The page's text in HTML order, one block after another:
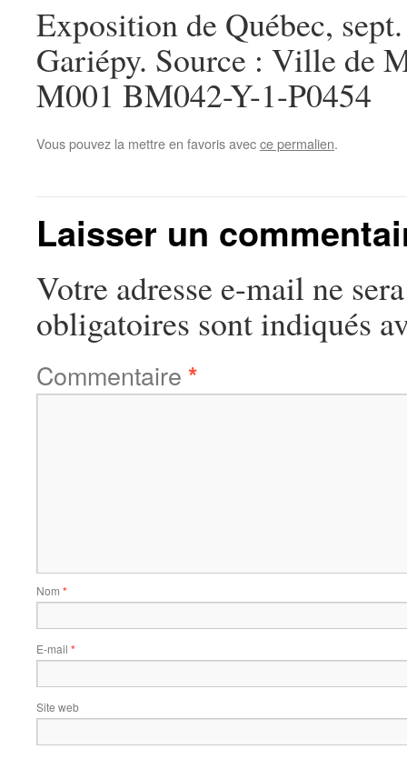
Exposition de Québec,
Gariépy. Source : Ville de
M001 BM042-Y-1-P0454
Vous pouvez la mettre en favoris avecce permalien.
Laisser un
Votre adresse e-mail ne
obligatoires sont indiqués
Commentaire *
Nom *
E-mail *
Site web